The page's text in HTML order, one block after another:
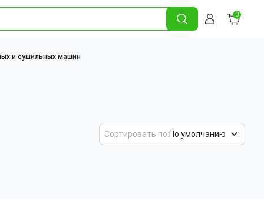
0
и сушильных машин
Сортировать по:По умолчанию